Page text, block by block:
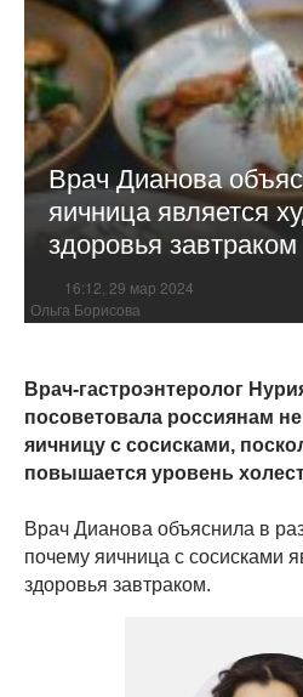
Врач Дианова
яичница является
здоровья завтраком
16:12, 29 мар 2024
Ольга Борисова
Врач-гастроэнтеролог
посоветовала россиянам
яичницу с сосисками,
повышается уровень
Врач Дианова объяснила в
почему яичница с сосисками
здоровья завтраком.